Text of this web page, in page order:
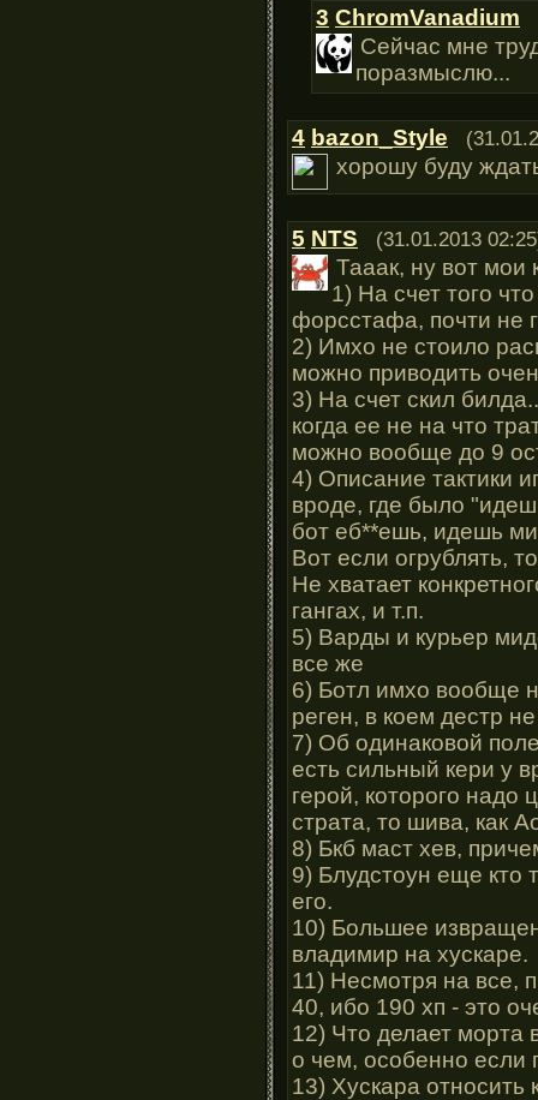
3 ChromVanadium
Сейчас мне
поразмыслю...
4 bazon_Style
хорошу буду
5 NTS (31.01.2013
Тааак, ну вот мои
1) На счет того
форсстафа, почти не
2) Имхо не стоило
можно приводить
3) На счет скил
когда ее не на что
можно вообще до 9
4) Описание тактики
вроде, где было
бот еб**ешь, идешь
Вот если огрублять,
Не хватает
гангах, и т.п.
5) Варды и курьер
все же
6) Ботл имхо вообще
реген, в коем дестр
7) Об одинаковой
есть сильный кери у
герой, которого надо
страта, то шива, как
8) Бкб маст хев,
9) Блудстоун еще кто
его.
10) Большее
владимир на хускаре.
11) Несмотря на все,
40, ибо 190 хп - это
12) Что делает
о чем, особенно если
13) Хускара относить